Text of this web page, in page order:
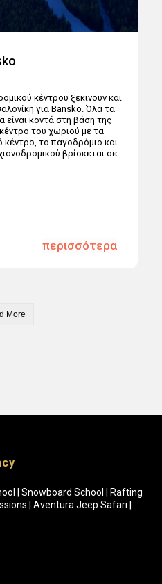
κέντρου ξεκινούν και
για Bansko. Όλα τα
είναι κοντά στη βάση της
του χωριού με τα
το παγοδρόμιο και
βρίσκεται σε
περισσότερα
More
| Snowboard School | Rafting
| Aventura Jeep Safari |